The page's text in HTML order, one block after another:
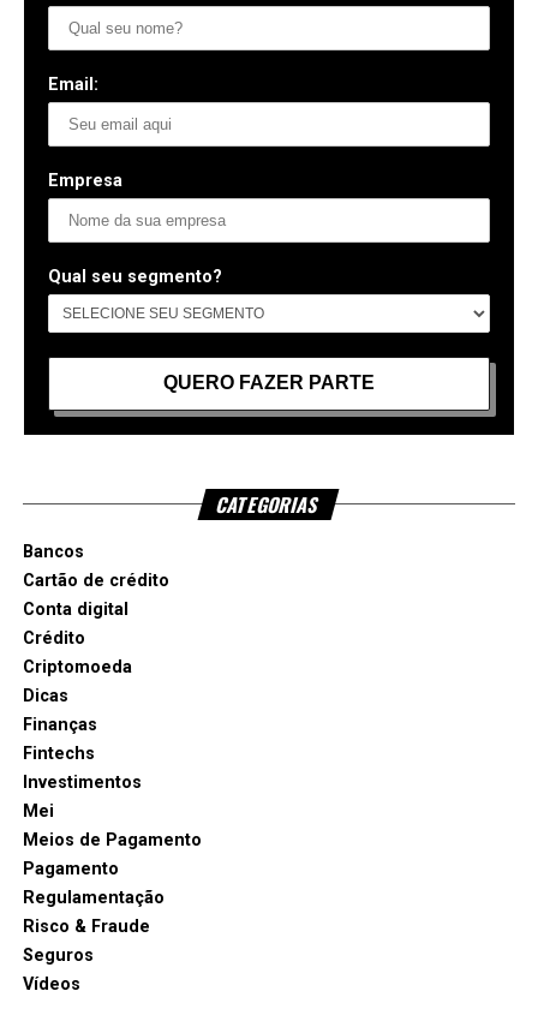
Email:
Empresa
Qual seu segmento?
CATEGORIAS
Bancos
Cartão de crédito
Conta digital
Crédito
Criptomoeda
Dicas
Finanças
Fintechs
Investimentos
Mei
Meios de Pagamento
Pagamento
Regulamentação
Risco & Fraude
Seguros
Vídeos